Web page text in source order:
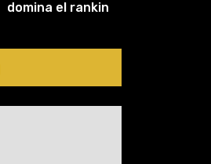
domina el ranking
proyecta como
2026